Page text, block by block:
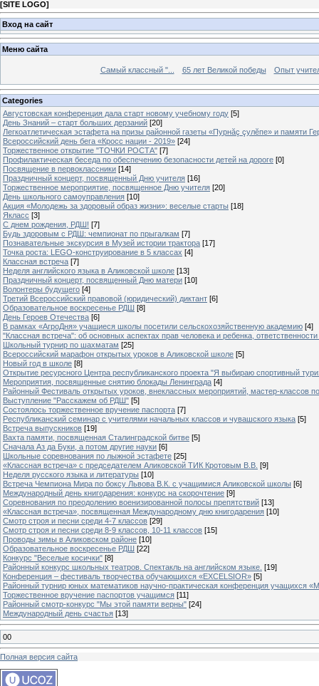
[SITE LOGO]
Вход на сайт
Меню сайта
Самый классный "... 65 лет Великой победы Опыт
Categories
Августовская конференция дала старт новому учебному году [5]
День Знаний – старт больших дерзаний [20]
Легкоатлетическая эстафета на призы районной газеты «Пурнăç çулĕпе» и памяти
Всероссийский день бега «Кросс нации - 2019» [24]
Торжественное открытие "ТОЧКИ РОСТА" [7]
Профилактическая беседа по обеспечению безопасности детей на дороге [0]
Посвящение в первоклассники [14]
Праздничный концерт, посвященный Дню учителя [16]
Торжественное мероприятие, посвященное Дню учителя [20]
День школьного самоуправления [10]
Акция «Молодежь за здоровый образ жизни»: веселые старты [18]
Якласс [3]
С днем рождения, РДШ! [7]
Будь здоровым с РДШ: чемпионат по прыгалкам [7]
Познавательные экскурсия в Музей истории трактора [17]
Точка роста: LEGO-конструирование в 5 классах [4]
Классная встреча [7]
Неделя английского языка в Аликовской школе [13]
Праздничный концерт, посвященный Дню матери [10]
Волонтеры будущего [4]
Третий Всероссийский правовой (юридический) диктант [6]
Образовательное воскресенье РДШ [8]
День Героев Отечества [6]
В рамках «АгроДня» учащиеся школы посетили сельскохозяйственную академию [4]
"Классная встреча": об основных аспектах прав человека и ребенка,
Школьный турнир по шахматам [25]
Всероссийский марафон открытых уроков в Аликовской школе [5]
Новый год в школе [8]
Открытие ресурсного Центра республиканского проекта "Я выбираю спортивный
Мероприятия, посвященные снятию блокады Ленинграда [4]
Районный Фестиваль открытых уроков, внеклассных мероприятий, мастер-классов
Выступление "Расскажем об РДШ" [5]
Состоялось торжественное вручение паспорта [7]
Республиканский семинар с учителями начальных классов и чувашского языка [5]
Встреча выпускников [19]
Вахта памяти, посвященная Сталинградской битве [5]
Сначала Аз да Буки, а потом другие науки [6]
Школьные соревнования по лыжной эстафете [25]
«Классная встреча» с председателем Аликовской ТИК Кротовым В.В. [9]
Неделя русского языка и литературы [10]
Встреча Чемпиона Мира по боксу Львова В.К. с учащимися Аликовской школы [6]
Международный день книгодарения: конкурс на скорочтение [9]
Cоревнования по преодолению военизированной полосы препятствий [13]
«Классная встреча», посвященная Международному дню книгодарения [10]
Смотр строя и песни среди 4-7 классов [29]
Смотр строя и песни среди 8-9 классов, 10-11 классов [15]
Проводы зимы в Аликовском районе [10]
Образовательное воскресенье РДШ [22]
Конкурс "Веселые косички" [8]
Районный конкурс школьных театров. Спектакль на английском языке. [19]
Конференция – фестиваль творчества обучающихся «EXCELSIOR» [5]
Районный турнир юных математиков научно-практическая конференция учащихся
Торжественное вручение паспортов учащимся [11]
Районный смотр-конкурс "Мы этой памяти верны" [24]
Международный день счастья [13]
00
Полная версия сайта